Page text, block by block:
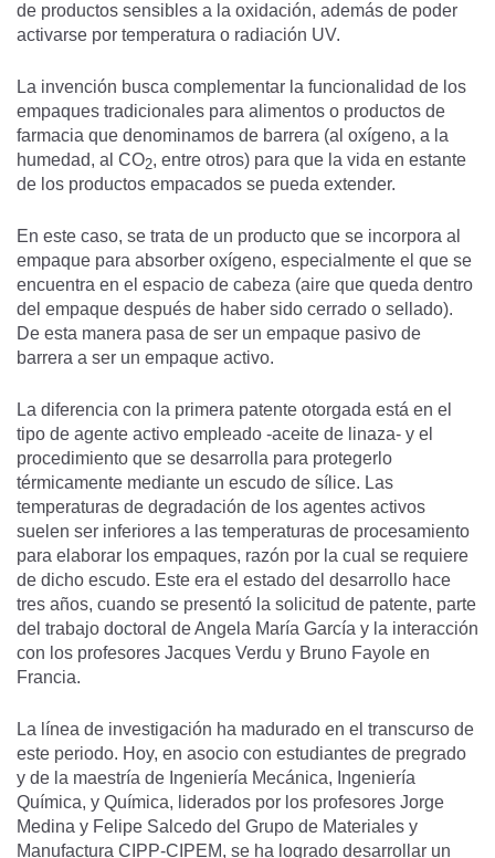
de productos sensibles a la oxidación, además de poder
activarse por temperatura o radiación UV.
La invención busca complementar la funcionalidad de los
empaques tradicionales para alimentos o productos de
farmacia que denominamos de barrera (al oxígeno, a la
humedad, al CO2, entre otros) para que la vida en estante
de los productos empacados se pueda extender.
En este caso, se trata de un producto que se incorpora al
empaque para absorber oxígeno, especialmente el que se
encuentra en el espacio de cabeza (aire que queda dentro
del empaque después de haber sido cerrado o sellado).
De esta manera pasa de ser un empaque pasivo de
barrera a ser un empaque activo.
La diferencia con la primera patente otorgada está en el
tipo de agente activo empleado -aceite de linaza- y el
procedimiento que se desarrolla para protegerlo
térmicamente mediante un escudo de sílice. Las
temperaturas de degradación de los agentes activos
suelen ser inferiores a las temperaturas de procesamiento
para elaborar los empaques, razón por la cual se requiere
de dicho escudo. Este era el estado del desarrollo hace
tres años, cuando se presentó la solicitud de patente, parte
del trabajo doctoral de Angela María García y la interacción
con los profesores Jacques Verdu y Bruno Fayole en
Francia.
La línea de investigación ha madurado en el transcurso de
este periodo. Hoy, en asocio con estudiantes de pregrado
y de la maestría de Ingeniería Mecánica, Ingeniería
Química, y Química, liderados por los profesores Jorge
Medina y Felipe Salcedo del Grupo de Materiales y
Manufactura CIPP-CIPEM, se ha logrado desarrollar un